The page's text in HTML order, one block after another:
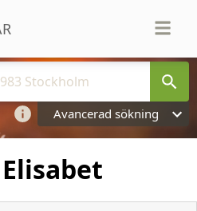
Avancerad sökning